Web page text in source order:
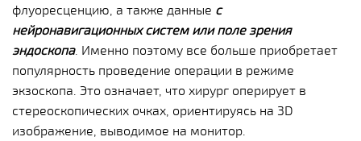
флуоресценцию, а также данные с
нейронавигационных систем или поле зрения
эндоскопа. Именно поэтому все больше приобретает
популярность проведение операции в режиме
экзоскопа. Это означает, что хирург оперирует в
стереоскопических очках, ориентируясь на 3D
изображение, выводимое на монитор.